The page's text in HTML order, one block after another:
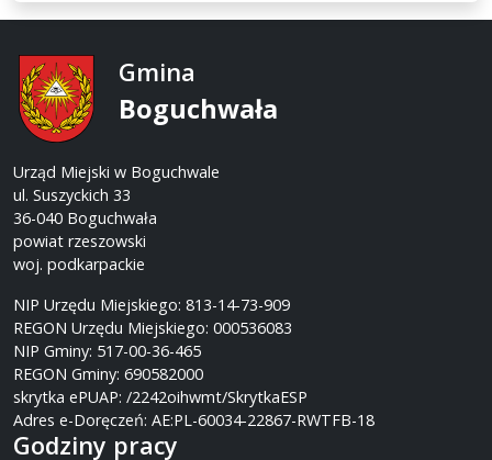
Gmina
Boguchwała
Urząd Miejski w Boguchwale
ul. Suszyckich 33
36-040 Boguchwała
powiat rzeszowski
woj. podkarpackie
NIP Urzędu Miejskiego: 813-14-73-909
REGON Urzędu Miejskiego: 000536083
NIP Gminy: 517-00-36-465
REGON Gminy: 690582000
skrytka ePUAP: /2242oihwmt/SkrytkaESP
Adres e-Doręczeń: AE:PL-60034-22867-RWTFB-18
Godziny pracy